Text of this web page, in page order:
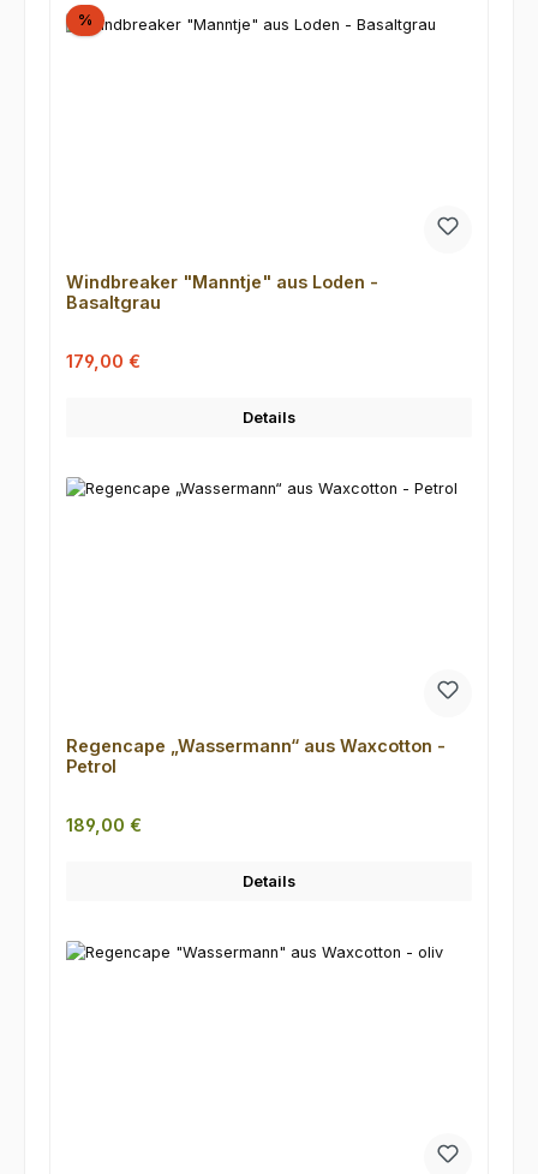
%Rabatt
Windbreaker "Manntje" aus Loden -
Basaltgrau
Verkaufspreis:
179,00 €
Details
Regencape „Wassermann“ aus Waxcotton -
Petrol
Regulärer Preis:
189,00 €
Details